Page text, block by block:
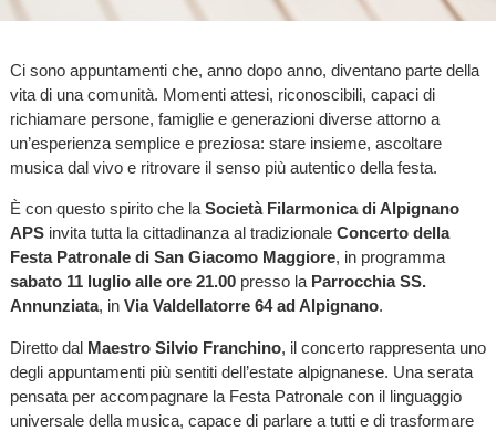
Ci sono appuntamenti che, anno dopo anno, diventano parte della
vita di una comunità. Momenti attesi, riconoscibili, capaci di
richiamare persone, famiglie e generazioni diverse attorno a
un’esperienza semplice e preziosa: stare insieme, ascoltare
musica dal vivo e ritrovare il senso più autentico della festa.
È con questo spirito che la Società Filarmonica di Alpignano
APSinvita tutta la cittadinanza al tradizionale Concerto della
Festa Patronale di San Giacomo Maggiore, in programma
sabato 11 luglio alle ore 21.00presso la Parrocchia SS.
Annunziata, in Via Valdellatorre 64 ad Alpignano.
Diretto dal Maestro Silvio Franchino, il concerto rappresenta uno
degli appuntamenti più sentiti dell’estate alpignanese. Una serata
pensata per accompagnare la Festa Patronale con il linguaggio
universale della musica, capace di parlare a tutti e di trasformare